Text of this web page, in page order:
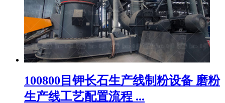
100800目钾长石生产线制粉设备 磨粉
生产线工艺配置流程 ...